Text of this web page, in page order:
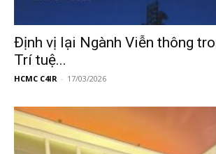
Định vị lại Ngành Viễn thông
Trí tuệ...
HCMC C4IR - 17/03/2026